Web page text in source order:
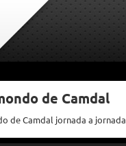
de Camdal
de Camdal jornada a jornada